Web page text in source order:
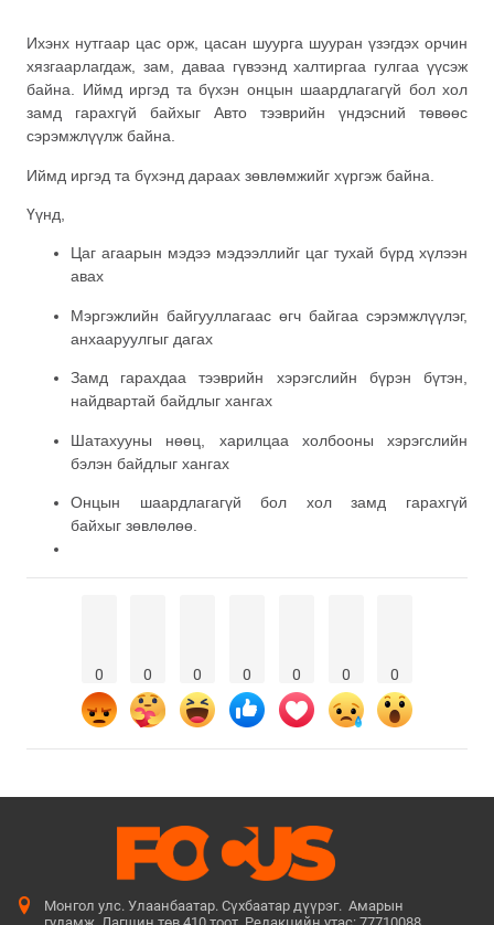
Ихэнх нутгаар цас орж, цасан шуурга шууран үзэгдэх орчин
хязгаарлагдаж, зам, даваа гүвээнд халтиргаа гулгаа үүсэж
байна. Иймд иргэд та бүхэн онцын шаардлагагүй бол хол
замд гарахгүй байхыг Авто тээврийн үндэсний төвөөс
сэрэмжлүүлж байна.
Иймд иргэд та бүхэнд дараах зөвлөмжийг хүргэж байна.
Үүнд,
Цаг агаарын мэдээ мэдээллийг цаг тухай бүрд хүлээн
авах
Мэргэжлийн байгууллагаас өгч байгаа сэрэмжлүүлэг,
анхааруулгыг дагах
Замд гарахдаа тээврийн хэрэгслийн бүрэн бүтэн,
найдвартай байдлыг хангах
Шатахууны нөөц, харилцаа холбооны хэрэгслийн
бэлэн байдлыг хангах
Онцын шаардлагагүй бол хол замд гарахгүй
байхыг зөвлөлөө.
0 0 0 0 0 0 0
Монгол улс. Улаанбаатар. Сүхбаатар дүүрэг. Амарын